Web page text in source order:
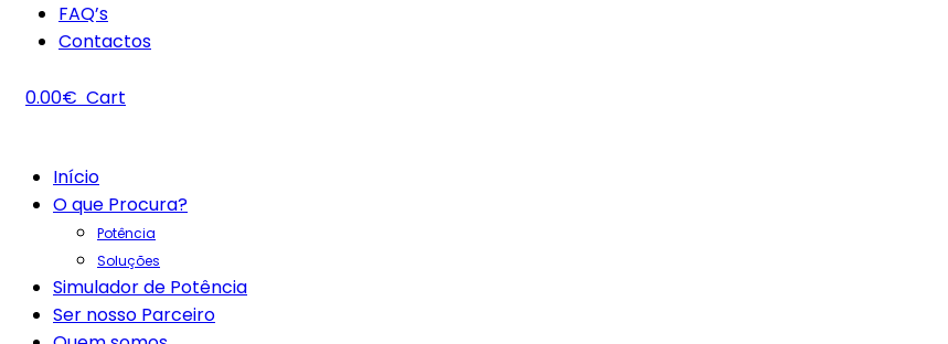
FAQ’s
Contactos
0.00€ Cart
Início
O que Procura?
Potência
Soluções
Simulador de Potência
Ser nosso Parceiro